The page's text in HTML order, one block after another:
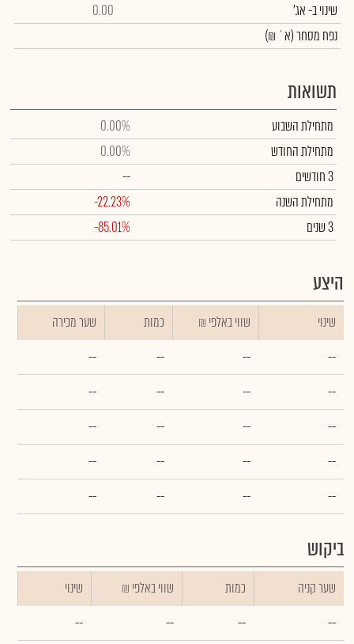
שינויב- אג'
0.00
נפח מסחר(א` ₪)
תשואות
מתחילת השבוע
0.00%
מתחילת החודש
0.00%
3 חודשים
--
מתחילת השנה
-22.23%
3 שנים
-85.01%
היצע
שינוי ₪ שווי באלפי כמות
שער מכירה
--
--
--
--
--
--
--
--
--
--
--
--
--
--
--
--
--
--
--
--
ביקוש
שער קניה כמות ₪ שווי באלפי
שינוי
--
--
--
--